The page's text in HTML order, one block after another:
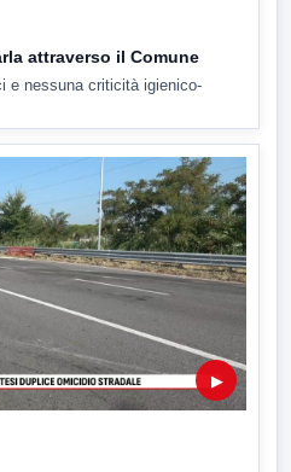
attraverso il Comune
e nessuna criticità igienico-
▶